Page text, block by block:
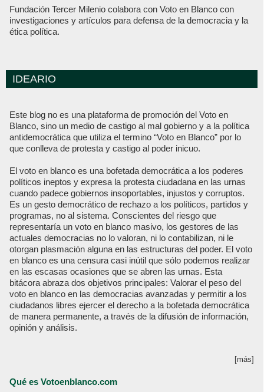
Fundación Tercer Milenio colabora con Voto en Blanco con
investigaciones y artículos para defensa de la democracia y la
ética política.
IDEARIO
Este blog no es una plataforma de promoción del Voto en
Blanco, sino un medio de castigo al mal gobierno y a la política
antidemocrática que utiliza el termino “Voto en Blanco” por lo
que conlleva de protesta y castigo al poder inicuo.
El voto en blanco es una bofetada democrática a los poderes
políticos ineptos y expresa la protesta ciudadana en las urnas
cuando padece gobiernos insoportables, injustos y corruptos.
Es un gesto democrático de rechazo a los políticos, partidos y
programas, no al sistema. Conscientes del riesgo que
representaría un voto en blanco masivo, los gestores de las
actuales democracias no lo valoran, ni lo contabilizan, ni le
otorgan plasmación alguna en las estructuras del poder. El voto
en blanco es una censura casi inútil que sólo podemos realizar
en las escasas ocasiones que se abren las urnas. Esta
bitácora abraza dos objetivos principales: Valorar el peso del
voto en blanco en las democracias avanzadas y permitir a los
ciudadanos libres ejercer el derecho a la bofetada democrática
de manera permanente, a través de la difusión de información,
opinión y análisis.
[más]
Qué es Votoenblanco.com